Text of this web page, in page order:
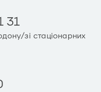
31
зі стаціонарних